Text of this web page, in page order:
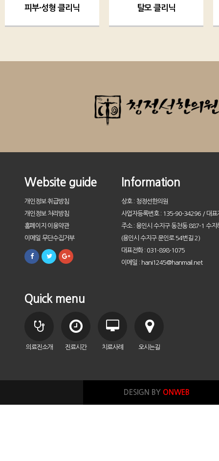
피부·성형 클리닉 탈모 클리닉
Website guide
개인정보 취급방침
개인정보 처리방침
홈페이지 이용약관
이메일 무단수집거부
Information
상호 : 청정선한의원
사업자등록번호 : 135-90-34296 / 대표
주소 : 용인시 수지구 동천동 887-1 수지
(용인시 수지구 문인로 54번길 2)
대표전화 : 031-898-1075
이메일 : hani1245@hanmail.net
Quick menu
의료진소개 진료시간 치료사례 오시는길
DESIGN BY ONWEB